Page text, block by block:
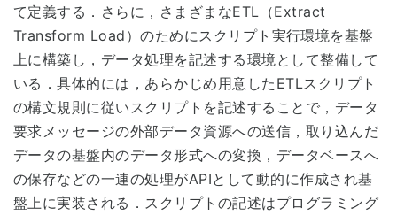
て定義する．さらに，さまざまなETL（Extract
Transform Load）のためにスクリプト実行環境を基盤
上に構築し，データ処理を記述する環境として整備して
いる．具体的には，あらかじめ用意したETLスクリプト
の構文規則に従いスクリプトを記述することで，データ
要求メッセージの外部データ資源への送信，取り込んだ
データの基盤内のデータ形式への変換，データベースへ
の保存などの一連の処理がAPIとして動的に作成され基
盤上に実装される．スクリプトの記述はプログラミング